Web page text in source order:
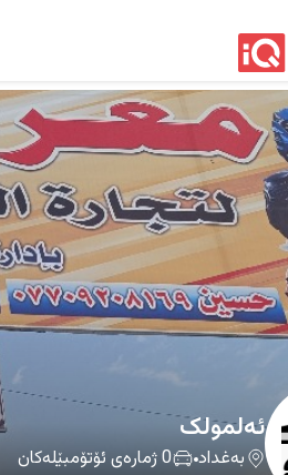
ئەلمولک
بەغداد 0ژمارەی ئۆتۆمبێلەکان